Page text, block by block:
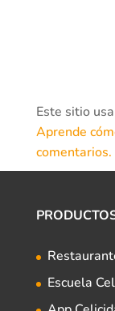
Este sitio
Aprende
comentarios.
Escuela